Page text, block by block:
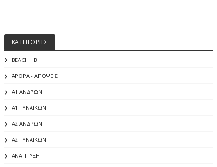
ΚΑΤΗΓΟΡΙΕΣ
BEACH HB
ΆΡΘΡΑ - ΑΠΌΨΕΙΣ
Α1 ΑΝΔΡΏΝ
Α1 ΓΥΝΑΙΚΏΝ
Α2 ΑΝΔΡΏΝ
Α2 ΓΥΝΑΙΚΩΝ
ΑΝΆΠΤΥΞΗ